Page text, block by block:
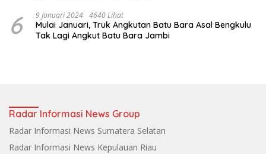
6 9 Januari 2024 4640 Lihat
Mulai Januari, Truk Angkutan Batu Bara Asal Bengkulu
Tak Lagi Angkut Batu Bara Jambi
Radar Informasi News Group
Radar Informasi News Sumatera Selatan
Radar Informasi News Kepulauan Riau